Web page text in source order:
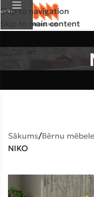
Skip to navigation
Skip to main content
Izvēlne
Sākums Bērnu
NIKO